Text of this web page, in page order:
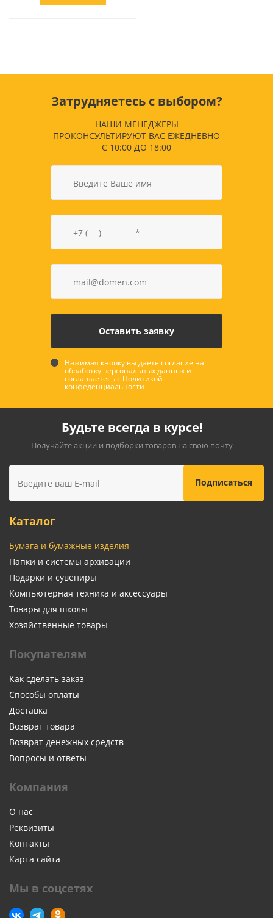
Затрудняетесь с выбором?
НАШИ МЕНЕДЖЕРЫ
ПРОКОНСУЛЬТИРУЮТ ВАС ЕЖЕДНЕВНО
С 10:00 ДО 18:00
Нажимая кнопку вы даете согласие на
обработку персональных данных и
соглашаетесь с Политикой
конфеденциальности
Будьте всегда в курсе!
Получайте акции и подборки товаров на свою почту
Каталог
Бумага и бумажные изделия
Папки и системы архивации
Подарки и сувениры
Компьютерная техника и аксессуары
Товары для школы
Хозяйственные товары
Покупателям
Как сделать заказ
Способы оплаты
Доставка
Возврат товара
Возврат денежных средств
Вопросы и ответы
Компания
О нас
Реквизиты
Контакты
Карта сайта
Мы в соцсетях